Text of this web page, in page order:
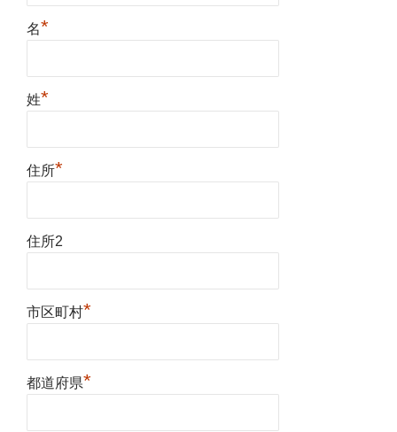
名*
姓*
住所*
住所2
市区町村*
都道府県*